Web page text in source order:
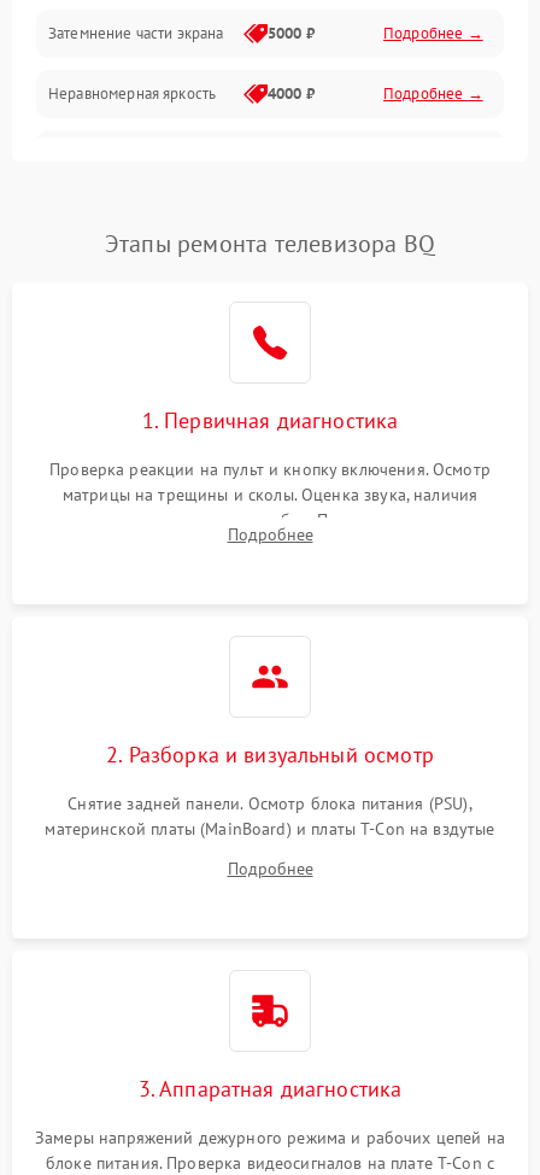
Механические повреждения
Программное обеспечение
Сеть и подключения
Затемнение части экрана 5000 ₽ Подробнее →
Неравномерная яркость 4000 ₽ Подробнее →
Этапы ремонта телевизора BQ
1. Первичная диагностика
Проверка реакции на пульт и кнопку включения. Осмотр
матрицы на трещины и сколы. Оценка звука, наличия
подсветки и индикаторов ошибок. Подключение тестовых
источников сигнала для выявления симптомов поломки.
Подробнее
2. Разборка и визуальный осмотр
Снятие задней панели. Осмотр блока питания (PSU),
материнской платы (MainBoard) и платы T-Con на вздутые
Проверка надежности фиксации и целостности шлейфов.
Подробнее
3. Аппаратная диагностика
Замеры напряжений дежурного режима и рабочих цепей на
блоке питания. Проверка видеосигналов на плате T-Con с